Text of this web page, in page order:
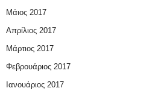
Μάιος 2017
Απρίλιος 2017
Μάρτιος 2017
Φεβρουάριος 2017
Ιανουάριος 2017